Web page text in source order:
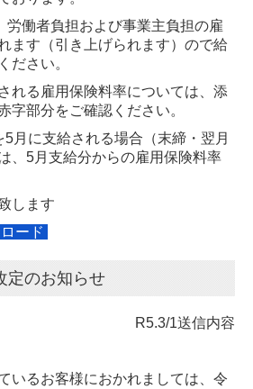
労働者負担および事業主負担の雇
ます（引き上げられます）ので給
ださい。
れる雇用保険料率については、添
字部分をご確認ください。
5月に支給される場合（末締・翌月
、5月支給分からの雇用保険料率
します
ード
定のお知らせ
R5.3/1送信内容
いるお客様におかれましては、令